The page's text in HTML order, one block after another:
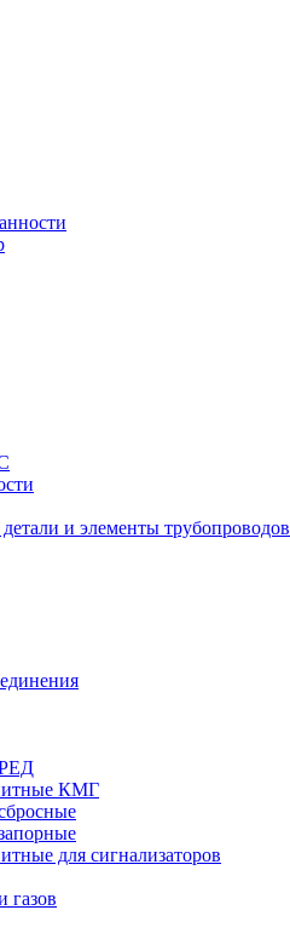
и элементы трубопроводов
КМГ
для сигнализаторов
газов